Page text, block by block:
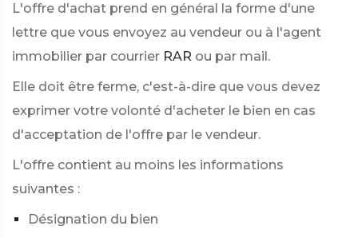
L'offre d'achat prend en général la forme d'une
lettre que vous envoyez au vendeur ou à l'agent
immobilier par courrier RAR ou par mail.
Elle doit être ferme, c'est-à-dire que vous devez
exprimer votre volonté d'acheter le bien en cas
d'acceptation de l'offre par le vendeur.
L'offre contient au moins les informations
suivantes :
Désignation du bien